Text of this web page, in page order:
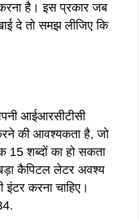
है। इस प्रकार जब
दे तो समझ लीजिए कि
आईआरसीटीसी
की आवश्यकता है, जो
शब्दों का हो सकता
कैपिटल लेटर अवश्य
इंटर करना चाहिए।